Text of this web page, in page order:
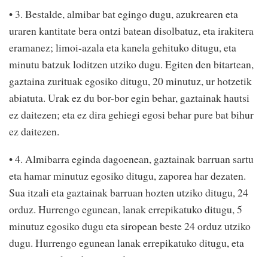
• 3. Bestalde, almibar bat egingo dugu, azukrearen eta
uraren kantitate bera ontzi batean disolbatuz, eta irakitera
eramanez; limoi-azala eta kanela gehituko ditugu, eta
minutu batzuk loditzen utziko dugu. Egiten den bitartean,
gaztaina zurituak egosiko ditugu, 20 minutuz, ur hotzetik
abiatuta. Urak ez du bor-bor egin behar, gaztainak hautsi
ez daitezen; eta ez dira gehiegi egosi behar pure bat bihur
ez daitezen.
• 4. Almibarra eginda dagoenean, gaztainak barruan sartu
eta hamar minutuz egosiko ditugu, zaporea har dezaten.
Sua itzali eta gaztainak barruan hozten utziko ditugu, 24
orduz. Hurrengo egunean, lanak errepikatuko ditugu, 5
minutuz egosiko dugu eta siropean beste 24 orduz utziko
dugu. Hurrengo egunean lanak errepikatuko ditugu, eta